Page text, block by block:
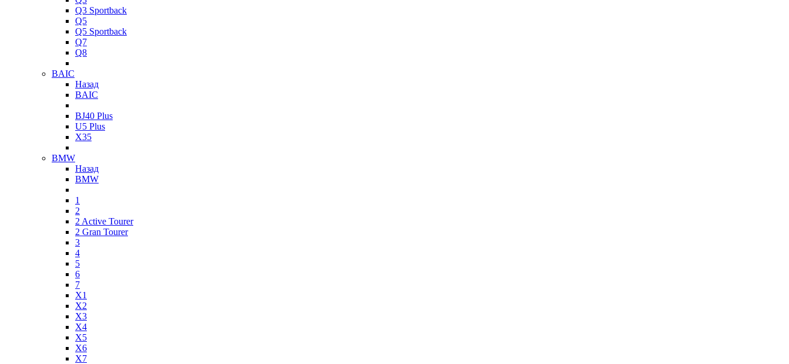
Q3 Sportback
Q5
Q5 Sportback
Q7
Q8
BAIC
Назад
BAIC
BJ40 Plus
U5 Plus
X35
BMW
Назад
BMW
1
2
2 Active Tourer
2 Gran Tourer
3
4
5
6
7
X1
X2
X3
X4
X5
X6
X7